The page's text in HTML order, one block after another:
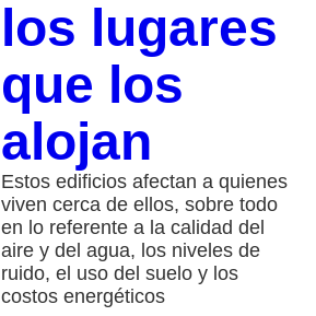
los lugares
que los
alojan
Estos edificios afectan a quienes
viven cerca de ellos, sobre todo
en lo referente a la calidad del
aire y del agua, los niveles de
ruido, el uso del suelo y los
costos energéticos